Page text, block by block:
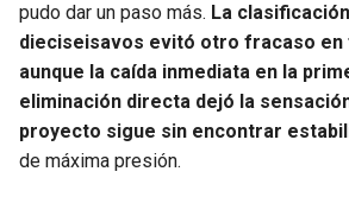
pudo dar un paso más. La
dieciseisavos evitó otro fracaso en
aunque la caída inmediata en la
eliminación directa dejó la
proyecto sigue sin encontrar
de máxima presión.